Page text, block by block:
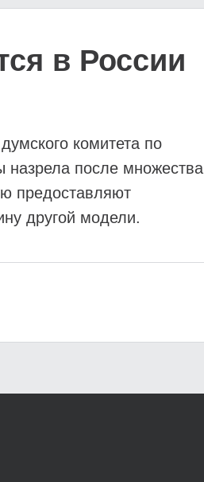
в России
комитета по
назрела после множества
предоставляют
другой модели.